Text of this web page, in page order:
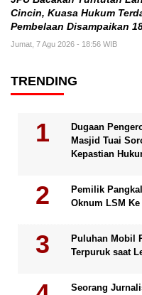
Cincin, Kuasa Hukum
Pembelaan Disampaikan
Jumat, 7 Agu 2026 - 18:56 WIB
TRENDING
Dugaan
Masjid Tuai
Kepastian
Pemilik
Oknum LSM
Puluhan Mobil
Terpuruk saat
Seorang